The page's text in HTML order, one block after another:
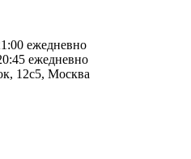
ежедневно
ежедневно
12с5, Москва